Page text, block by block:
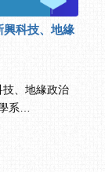
興科技、地緣
、地緣政治
系…